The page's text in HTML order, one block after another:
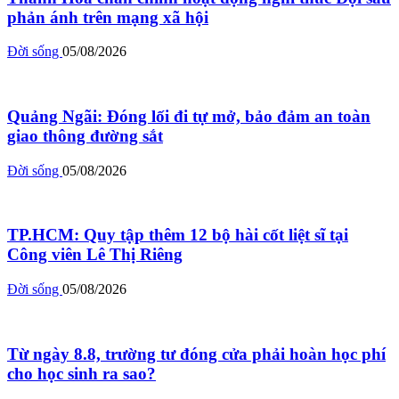
phản ánh trên mạng xã hội
Đời sống 05/08/2026
Quảng Ngãi: Đóng lối đi tự mở, bảo đảm an toàn
giao thông đường sắt
Đời sống 05/08/2026
TP.HCM: Quy tập thêm 12 bộ hài cốt liệt sĩ tại
Công viên Lê Thị Riêng
Đời sống 05/08/2026
Từ ngày 8.8, trường tư đóng cửa phải hoàn học phí
cho học sinh ra sao?